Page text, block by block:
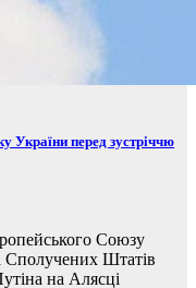
України перед зустріччю
Союзу
Сполучених Штатів
на Алясці